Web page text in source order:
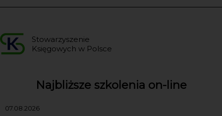
Stowarzyszenie
Księgowych w Polsce
Najbliższe szkolenia on-line
07.08.2026